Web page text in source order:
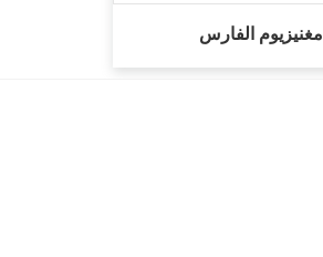
مغنيزيوم الفارس